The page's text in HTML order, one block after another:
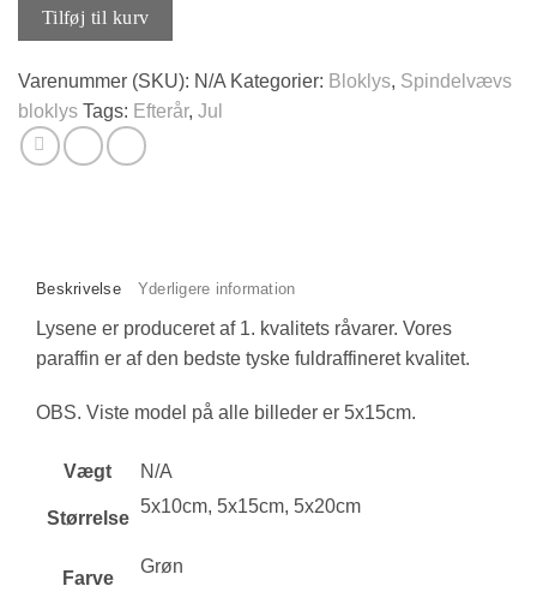
antal
Tilføj til kurv
Varenummer (SKU): N/A Kategorier: Bloklys, Spindelvævs
bloklys Tags: Efterår, Jul
Beskrivelse Yderligere information
Lysene er produceret af 1. kvalitets råvarer. Vores
paraffin er af den bedste tyske fuldraffineret kvalitet.
OBS. Viste model på alle billeder er 5x15cm.
Vægt N/A
Størrelse
5x10cm, 5x15cm, 5x20cm
Farve
Grøn